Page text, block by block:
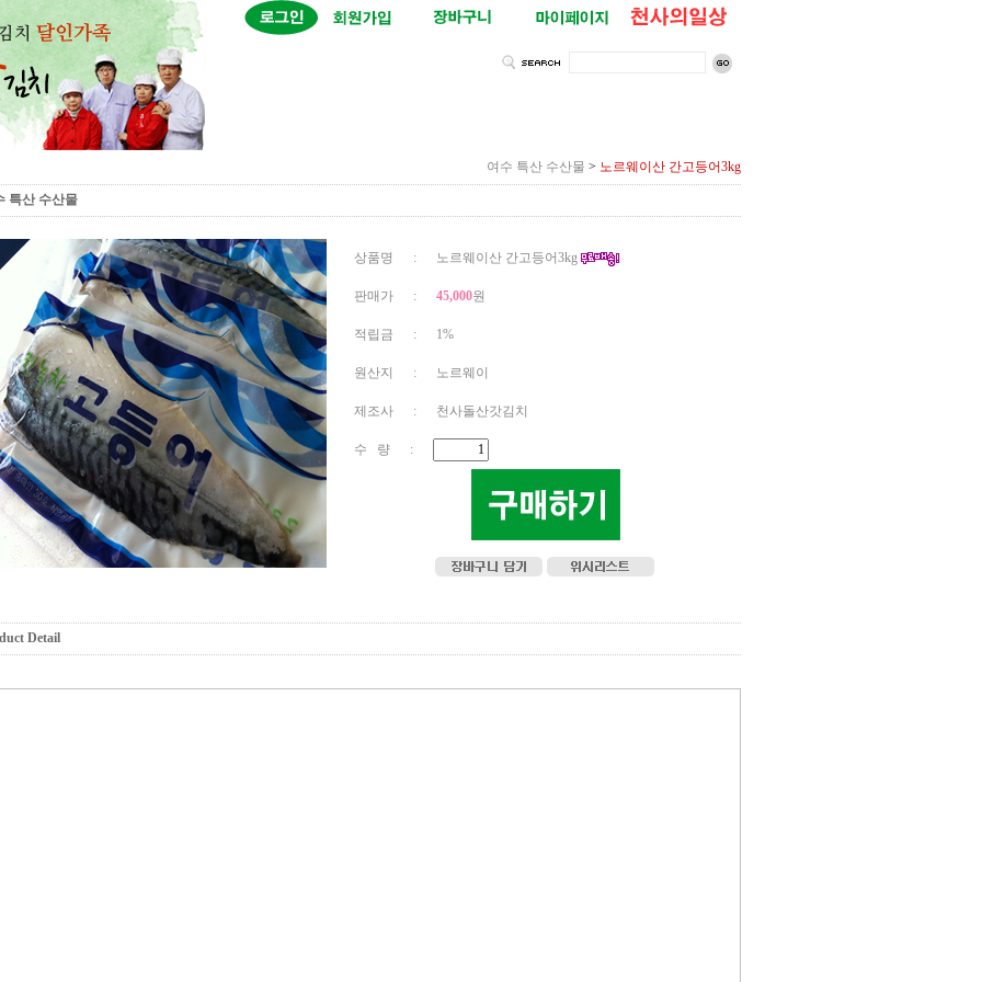
여수 특산 수산물 > 노르웨이산 간고등어3kg
특산 수산물
상품명 : 노르웨이산 간고등어3kg
판매가 : 45,000원
적립금 : 1%
원산지 : 노르웨이
제조사 : 천사돌산갓김치
수 량 :
Detail